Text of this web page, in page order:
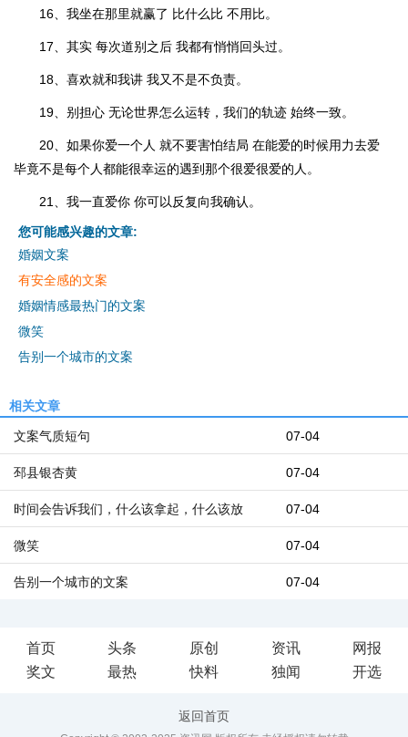
16、我坐在那里就赢了 比什么比 不用比。
17、其实 每次道别之后 我都有悄悄回头过。
18、喜欢就和我讲 我又不是不负责。
19、别担心 无论世界怎么运转，我们的轨迹 始终一致。
20、如果你爱一个人 就不要害怕结局 在能爱的时候用力去爱
毕竟不是每个人都能很幸运的遇到那个很爱很爱的人。
21、我一直爱你 你可以反复向我确认。
您可能感兴趣的文章:
婚姻文案
有安全感的文案
婚姻情感最热门的文案
微笑
告别一个城市的文案
相关文章
07-04
文案气质短句
07-04
邳县银杏黄
07-04
时间会告诉我们，什么该拿起，什么该放
07-04
微笑
07-04
告别一个城市的文案
首页 头条 原创 资讯
网报
奖文
最热 快料 独闻 开选
返回首页